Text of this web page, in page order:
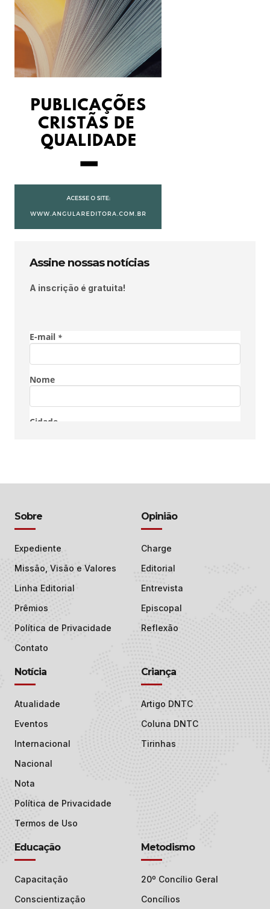
Assine nossas notícias
A inscrição é gratuita!
Sobre
Expediente
Missão, Visão e Valores
Linha Editorial
Prêmios
Política de Privacidade
Contato
Opinião
Charge
Editorial
Entrevista
Episcopal
Reflexão
Notícia
Atualidade
Eventos
Internacional
Nacional
Nota
Política de Privacidade
Termos de Uso
Criança
Artigo DNTC
Coluna DNTC
Tirinhas
Educação
Capacitação
Conscientização
Metodismo
20º Concílio Geral
Concílios